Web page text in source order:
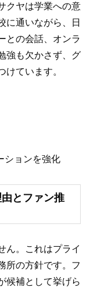
クヤは学業への意
に通いながら、日
との会話、オンラ
強も欠かさず、グ
けています。
ションを強化
とファン推
ん。これはプライ
所の方針です。フ
候補として挙げら